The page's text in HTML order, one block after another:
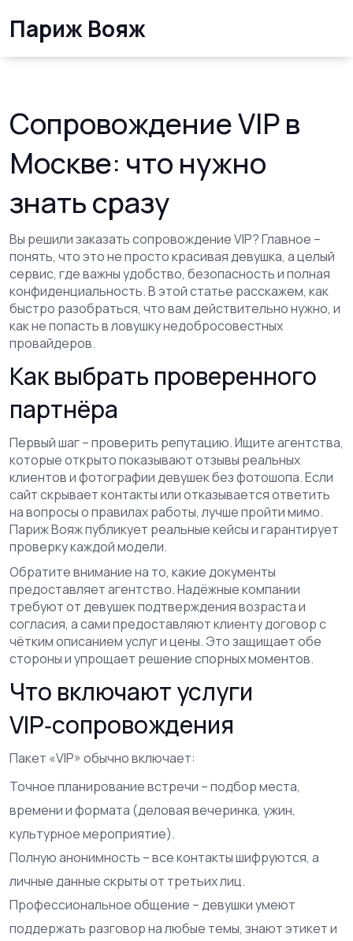
Париж Вояж
Сопровождение VIP в
Москве: что нужно
знать сразу
Вы решили заказать сопровождение VIP? Главное –
понять, что это не просто красивая девушка, а целый
сервис, где важны удобство, безопасность и полная
конфиденциальность. В этой статье расскажем, как
быстро разобраться, что вам действительно нужно, и
как не попасть в ловушку недобросовестных
провайдеров.
Как выбрать проверенного
партнёра
Первый шаг – проверить репутацию. Ищите агентства,
которые открыто показывают отзывы реальных
клиентов и фотографии девушек без фотошопа. Если
сайт скрывает контакты или отказывается ответить
на вопросы о правилах работы, лучше пройти мимо.
Париж Вояж публикует реальные кейсы и гарантирует
проверку каждой модели.
Обратите внимание на то, какие документы
предоставляет агентство. Надёжные компании
требуют от девушек подтверждения возраста и
согласия, а сами предоставляют клиенту договор с
чётким описанием услуг и цены. Это защищает обе
стороны и упрощает решение спорных моментов.
Что включают услуги
VIP‑сопровождения
Пакет «VIP» обычно включает:
Точное планирование встречи – подбор места,
времени и формата (деловая вечеринка, ужин,
культурное мероприятие).
Полную анонимность – все контакты шифруются, а
личные данные скрыты от третьих лиц.
Профессиональное общение – девушки умеют
поддержать разговор на любые темы, знают этикет и